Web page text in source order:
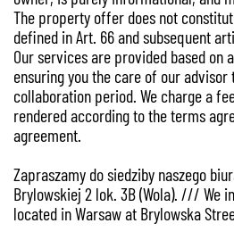
The property offer does not
defined in Art. 66 and subsequent
Our services are provided based on
ensuring you the care of our
collaboration period. We charge a
rendered according to the terms
agreement.
Zapraszamy do siedziby naszego
Brylowskiej 2 lok. 3B (Wola). /// We
located in Warsaw at Brylowska